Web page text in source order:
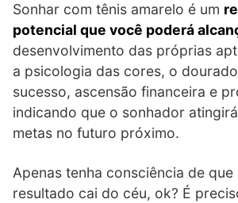
Sonhar com tênis amarelo é um
potencial que você poderá
desenvolvimento das próprias
a psicologia das cores, o
sucesso, ascensão financeira e
indicando que o sonhador
metas no futuro próximo.
Apenas tenha consciência de que
resultado cai do céu, ok? É